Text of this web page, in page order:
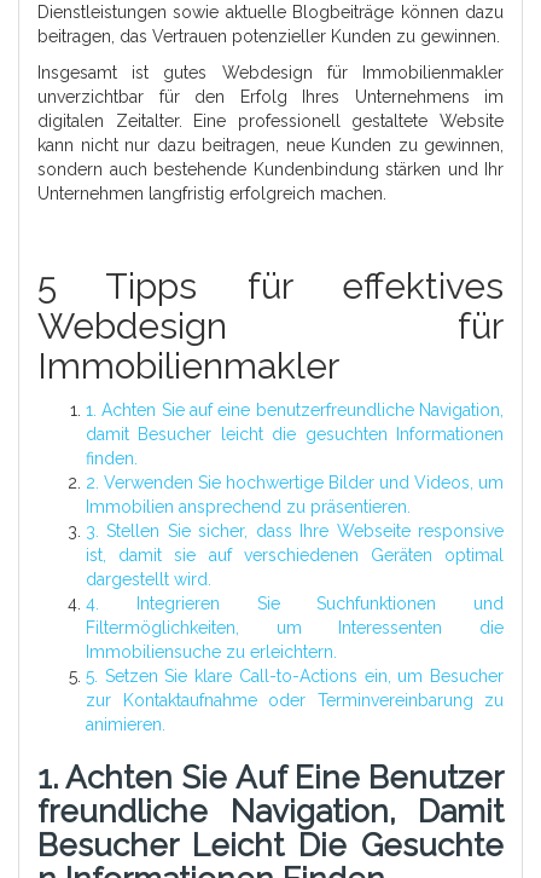
Dienstleistungen sowie aktuelle Blogbeiträge können dazu
beitragen, das Vertrauen potenzieller Kunden zu gewinnen.
Insgesamt ist gutes Webdesign für Immobilienmakler
unverzichtbar für den Erfolg Ihres Unternehmens im
digitalen Zeitalter. Eine professionell gestaltete Website
kann nicht nur dazu beitragen, neue Kunden zu gewinnen,
sondern auch bestehende Kundenbindung stärken und Ihr
Unternehmen langfristig erfolgreich machen.
5 Tipps für effektives
Webdesign für
Immobilienmakler
1. Achten Sie auf eine benutzerfreundliche Navigation,
damit Besucher leicht die gesuchten Informationen
finden.
2. Verwenden Sie hochwertige Bilder und Videos, um
Immobilien ansprechend zu präsentieren.
3. Stellen Sie sicher, dass Ihre Webseite responsive
ist, damit sie auf verschiedenen Geräten optimal
dargestellt wird.
4. Integrieren Sie Suchfunktionen und
Filtermöglichkeiten, um Interessenten die
Immobiliensuche zu erleichtern.
5. Setzen Sie klare Call-to-Actions ein, um Besucher
zur Kontaktaufnahme oder Terminvereinbarung zu
animieren.
1. Achten Sie Auf Eine Benutzer
Freundliche Navigation, Damit
Besucher Leicht Die Gesuchte